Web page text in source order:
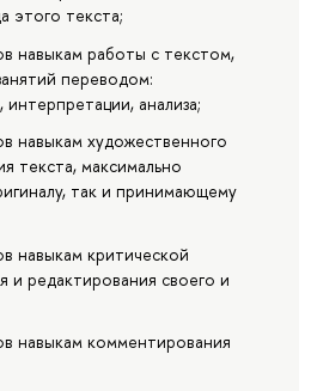
этого текста;
навыкам работы с текстом,
переводом:
интерпретации, анализа;
навыкам художественного
текста, максимально
так и принимающему
навыкам критической
и редактирования своего и
навыкам комментирования